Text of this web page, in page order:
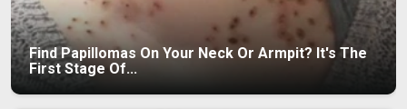
Find Papillomas On Your Neck Or Armpit? It's The
First Stage Of...